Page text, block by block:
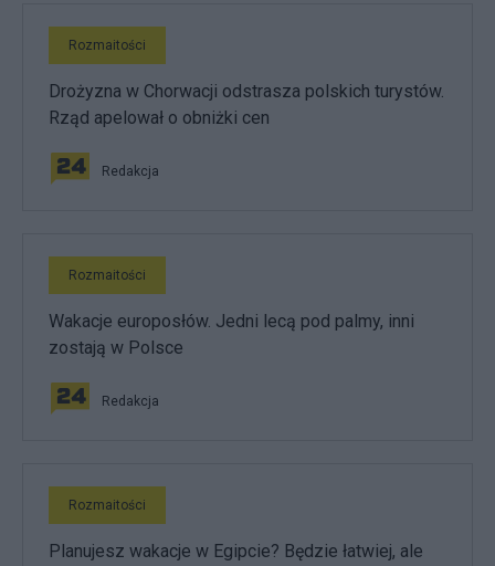
Rozmaitości
Drożyzna w Chorwacji odstrasza polskich turystów.
Rząd apelował o obniżki cen
Redakcja
Rozmaitości
Wakacje europosłów. Jedni lecą pod palmy, inni
zostają w Polsce
Redakcja
Rozmaitości
Planujesz wakacje w Egipcie? Będzie łatwiej, ale